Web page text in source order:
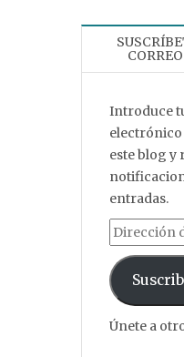
Introduce
este blog y
entradas.
Dirección
Únete a